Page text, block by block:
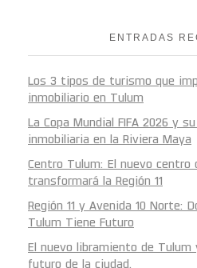
ENTRADAS
Los 3 tipos de turismo que
inmobiliario en Tulum
La Copa Mundial FIFA 2026 y
inmobiliaria en la Riviera Maya
Centro Tulum: El nuevo centro
transformará la Región 11
Región 11 y Avenida 10 Norte:
Tulum Tiene Futuro
El nuevo libramiento de Tulum
futuro de la ciudad.